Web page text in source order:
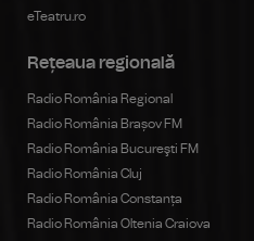
eTeatru.ro
Rețeaua regională
Radio România Regional
Radio România Brașov FM
Radio România Bucureşti FM
Radio România Cluj
Radio România Constanța
Radio România Oltenia Craiova